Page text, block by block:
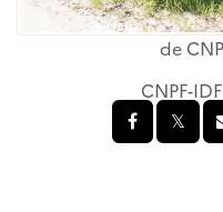
de
CNPF-IDF